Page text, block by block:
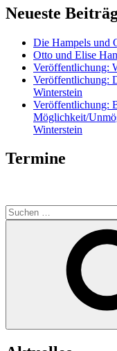
Neueste
Die Hampels und
Otto und Elise
Veröffentlichung:
Veröffentlichung:
Winterstein
Veröffentlichung:
Möglichkeit/
Winterstein
Termine
Suche
nach: